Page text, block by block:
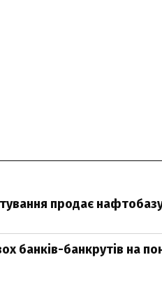
продає
банків-банкрутів на